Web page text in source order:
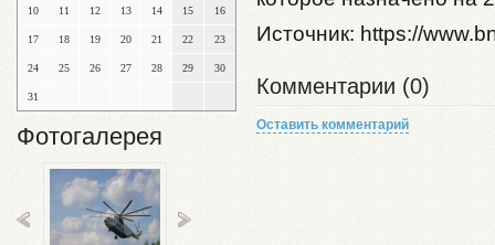
10 11 12 13 14 15 16
17 18 19 20 21 22 23
24 25 26 27 28 29 30
31
Фотогалерея
Источник: https://
Комментарии (0)
Оставить комментарий